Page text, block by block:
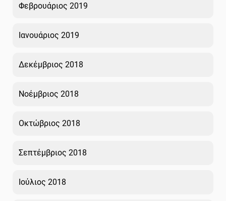
Φεβρουάριος 2019
Ιανουάριος 2019
Δεκέμβριος 2018
Νοέμβριος 2018
Οκτώβριος 2018
Σεπτέμβριος 2018
Ιούλιος 2018